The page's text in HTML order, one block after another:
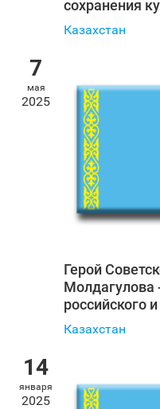
сохранения
Казахстан
7
мая
2025
Герой
Молдагулова
российского
Казахстан
14
января
2025